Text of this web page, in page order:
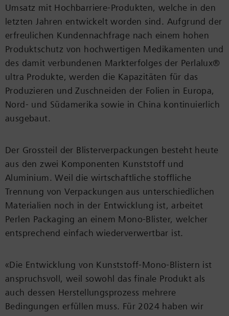
Umsatz mit Hochbarriere-Produkten, welche in den
letzten Jahren entwickelt worden sind. Aufgrund der
erfreulichen Kundennachfrage nach einem hohen
Produktschutz von hochwertigen Medikamenten und
des damit verbundenen Markterfolges der Perlalux®
ultra Produkte, werden die Kapazitäten für das
Produzieren und Zuschneiden der Folien in Europa,
Nord- und Südamerika sowie in China kontinuierlich
ausgebaut.
Der Grossteil der Blisterverpackungen besteht heute
aus den zwei Komponenten Kunststoff und
Aluminium. Weil die wirtschaftliche stoffliche
Trennung von Verpackungen aus unterschiedlichen
Materialien noch in der Entwicklung ist, arbeitet
Perlen Packaging an einem Mono-Blister, welcher
entsprechend einfach wiederverwertbar ist.
«Die Entwicklung von Kunststoff-Mono-Blistern ist
anspruchsvoll, weil sowohl das finale Produkt als
auch dessen Herstellungsprozess mehrere
Bedingungen erfüllen muss. Für 2024 haben wir